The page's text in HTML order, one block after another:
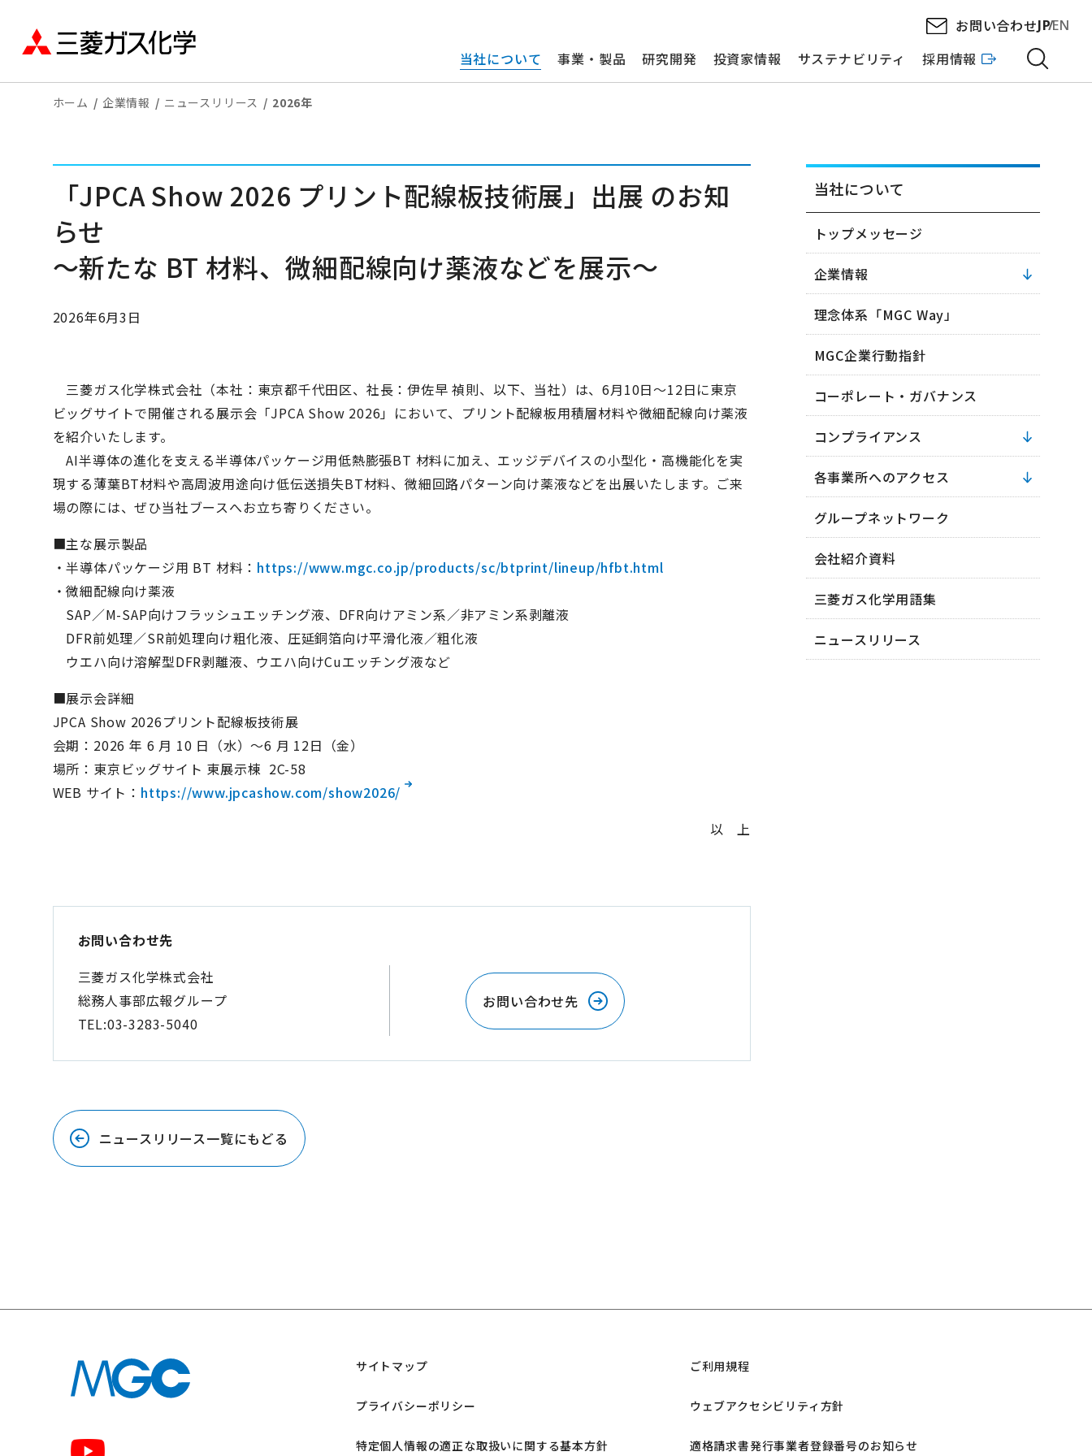
当社について 事業・製品 研究開発 投資家情報 サステナビリティ 採用情報
お問い合わせJPEN
ホーム 企業情報 ニュースリリース 2026年
「JPCA Show 2026 プリント配線板技術展」出展 のお知
らせ
～新たな BT 材料、微細配線向け薬液などを展示～
2026年6月3日
三菱ガス化学株式会社（本社：東京都千代田区、社長：伊佐早 禎則、以下、当社）は、6月10日～12日に東京
ビッグサイトで開催される展示会「JPCA Show 2026」において、プリント配線板用積層材料や微細配線向け薬液
を紹介いたします。
AI半導体の進化を支える半導体パッケージ用低熱膨張BT 材料に加え、エッジデバイスの小型化・高機能化を実
現する薄葉BT材料や高周波用途向け低伝送損失BT材料、微細回路パターン向け薬液などを出展いたします。ご来
場の際には、ぜひ当社ブースへお立ち寄りください。
■主な展示製品
・半導体パッケージ用 BT 材料： https://www.mgc.co.jp/products/sc/btprint/lineup/hfbt.html
・微細配線向け薬液
SAP／M-SAP向けフラッシュエッチング液、DFR向けアミン系／非アミン系剥離液
DFR前処理／SR前処理向け粗化液、圧延銅箔向け平滑化液／粗化液
ウエハ向け溶解型DFR剥離液、ウエハ向けCuエッチング液など
■展示会詳細
JPCA Show 2026プリント配線板技術展
会期：2026 年 6 月 10 日（水）～6 月 12日（金）
場所：東京ビッグサイト 東展示棟 2C-58
WEB サイト： https://www.jpcashow.com/show2026/
以 上
お問い合わせ先
三菱ガス化学株式会社
総務人事部広報グループ
TEL:03-3283-5040
お問い合わせ先
ニュースリリース一覧にもどる
当社について
トップメッセージ
企業情報
理念体系「MGC Way」
MGC企業行動指針
コーポレート・ガバナンス
コンプライアンス
各事業所へのアクセス
グループネットワーク
会社紹介資料
三菱ガス化学用語集
ニュースリリース
サイトマップ
プライバシーポリシー
特定個人情報の適正な取扱いに関する基本方針
ご利用規程
ウェブアクセシビリティ方針
適格請求書発行事業者登録番号のお知らせ